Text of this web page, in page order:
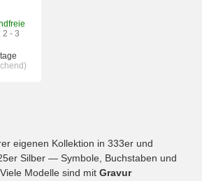
2 - 3
eigenen Kollektion in 333er und
Silber — Symbole, Buchstaben und
Modelle sind mit Gravur